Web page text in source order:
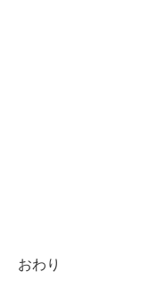
おわり